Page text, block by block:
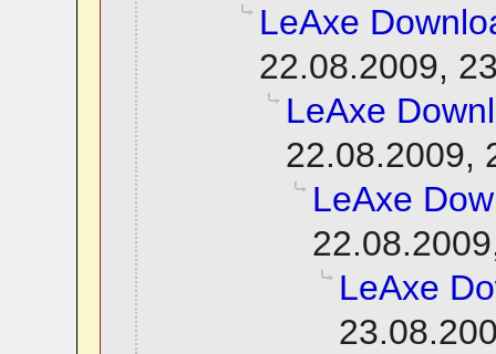
LeAxe
22.08.2009,
LeAxe
22.08.2009,
LeAxe
LeAxe